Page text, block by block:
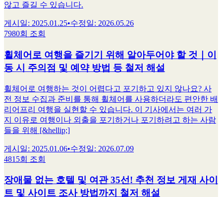
않고 즐길 수 있습니다.
게시일: 2025.01.25•수정일: 2026.05.26
7980회 조회
휠체어로 여행을 즐기기 위해 알아두어야 할 것｜이
동 시 주의점 및 예약 방법 등 철저 해설
휠체어로 여행하는 것이 어렵다고 포기하고 있지 않나요? 사
전 정보 수집과 준비를 통해 휠체어를 사용하더라도 편안한 배
리어프리 여행을 실현할 수 있습니다. 이 기사에서는 여러 가
지 이유로 여행이나 외출을 포기하거나 포기하려고 하는 사람
들을 위해 [&hellip;]
게시일: 2025.01.06•수정일: 2026.07.09
4815회 조회
장애물 없는 호텔 및 여관 35선! 추천 정보 게재 사이
트 및 사이트 조사 방법까지 철저 해설